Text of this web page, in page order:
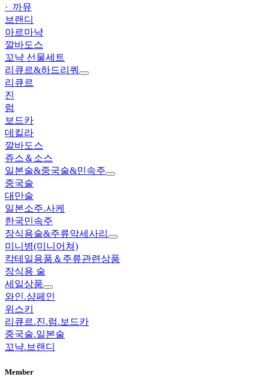
· 까뮤
브랜디
아르마냑
깔바도스
꼬냑 선물세트
리큐르&하드리쿼
리큐르
진
럼
보드카
데킬라
깔바도스
쥬스＆소스
일본술&중국술&민속주
중국술
대만술
일본소주.사케
한국민속주
장식용술&주류악세사리
미니병(미니어쳐)
칵테일용품＆주류관련상품
장식용 술
세일상품
와인.샴페인
위스키
리큐르.진.럼.보드카
중국술.일본술
꼬냑.브랜디
Member